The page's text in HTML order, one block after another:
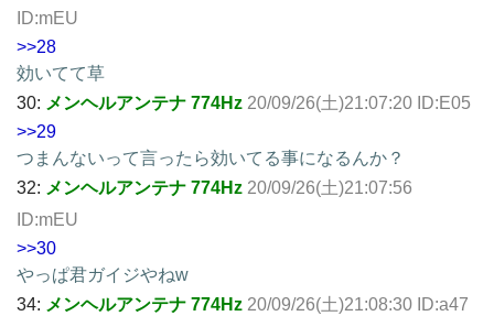
ID:mEU
>>28
効いてて草
30: メンヘルアンテナ 774Hz 20/09/26(土)21:07:20 ID:E05
>>29
つまんないって言ったら効いてる事になるんか？
32: メンヘルアンテナ 774Hz 20/09/26(土)21:07:56
ID:mEU
>>30
やっぱ君ガイジやねw
34: メンヘルアンテナ 774Hz 20/09/26(土)21:08:30 ID:a47